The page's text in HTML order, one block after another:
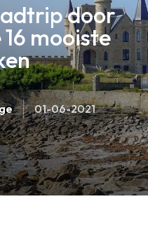
door
mooiste
01-06-2021